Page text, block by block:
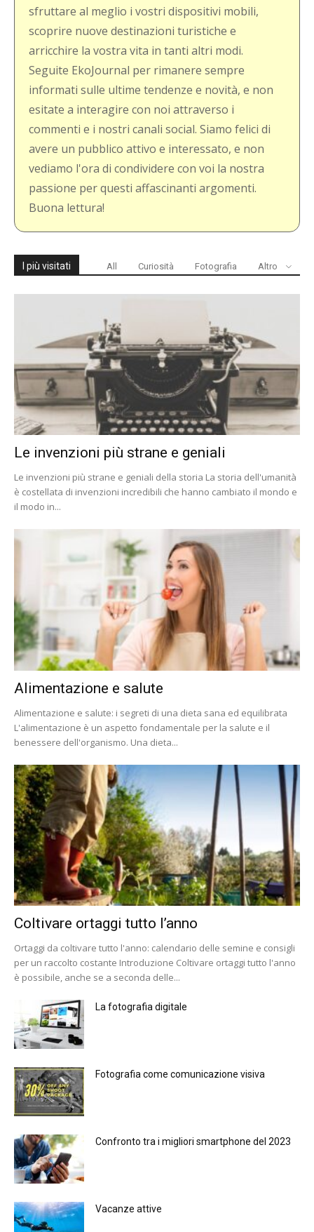
sfruttare al meglio i vostri dispositivi mobili,
scoprire nuove destinazioni turistiche e
arricchire la vostra vita in tanti altri modi.
Seguite EkoJournal per rimanere sempre
informati sulle ultime tendenze e novità, e non
esitate a interagire con noi attraverso i
commenti e i nostri canali social. Siamo felici di
avere un pubblico attivo e interessato, e non
vediamo l'ora di condividere con voi la nostra
passione per questi affascinanti argomenti.
Buona lettura!
I più visitati All Curiosità Fotografia Altro
Le invenzioni più strane e geniali
Le invenzioni più strane e geniali della storia La storia dell'umanità
è costellata di invenzioni incredibili che hanno cambiato il mondo e
il modo in...
Alimentazione e salute
Alimentazione e salute: i segreti di una dieta sana ed equilibrata
L'alimentazione è un aspetto fondamentale per la salute e il
benessere dell'organismo. Una dieta...
Coltivare ortaggi tutto l’anno
Ortaggi da coltivare tutto l'anno: calendario delle semine e consigli
per un raccolto costante Introduzione Coltivare ortaggi tutto l'anno
è possibile, anche se a seconda delle...
La fotografia digitale
Fotografia come comunicazione visiva
Confronto tra i migliori smartphone del 2023
Vacanze attive